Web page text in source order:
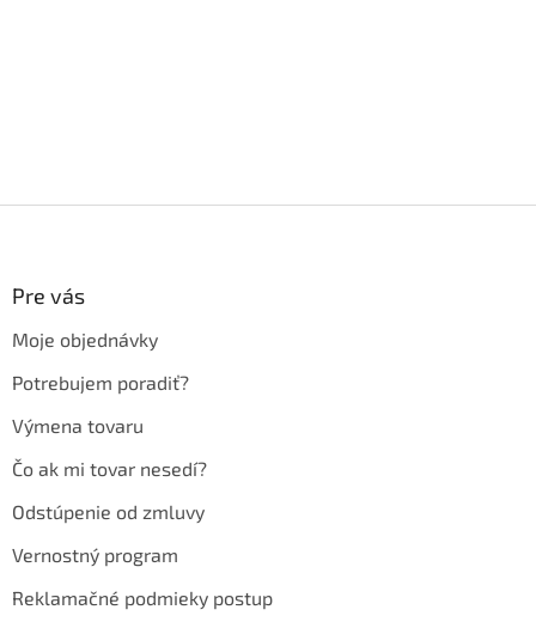
Pre vás
Moje objednávky
Potrebujem poradiť?
Výmena tovaru
Čo ak mi tovar nesedí?
Odstúpenie od zmluvy
Vernostný program
Reklamačné podmieky postup